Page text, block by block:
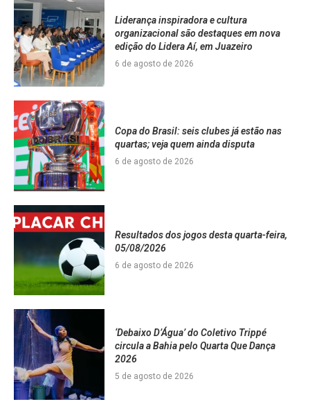
Liderança inspiradora e cultura
organizacional são destaques em nova
edição do Lidera Aí, em Juazeiro
6 de agosto de 2026
Copa do Brasil: seis clubes já estão nas
quartas; veja quem ainda disputa
6 de agosto de 2026
Resultados dos jogos desta quarta-feira,
05/08/2026
6 de agosto de 2026
‘Debaixo D’Água’ do Coletivo Trippé
circula a Bahia pelo Quarta Que Dança
2026
5 de agosto de 2026